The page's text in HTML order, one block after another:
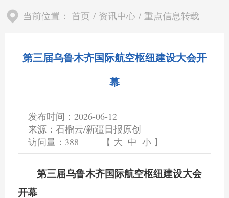
当前位置： 首页 / 资讯中心 / 重点信息转载
第三届乌鲁木齐国际航空枢纽建设大会开
幕
发布时间：2026-06-12
来源：石榴云/新疆日报原创
访问量： 388 【 大 中 小 】
第三届乌鲁木齐国际航空枢纽建设大会
开幕